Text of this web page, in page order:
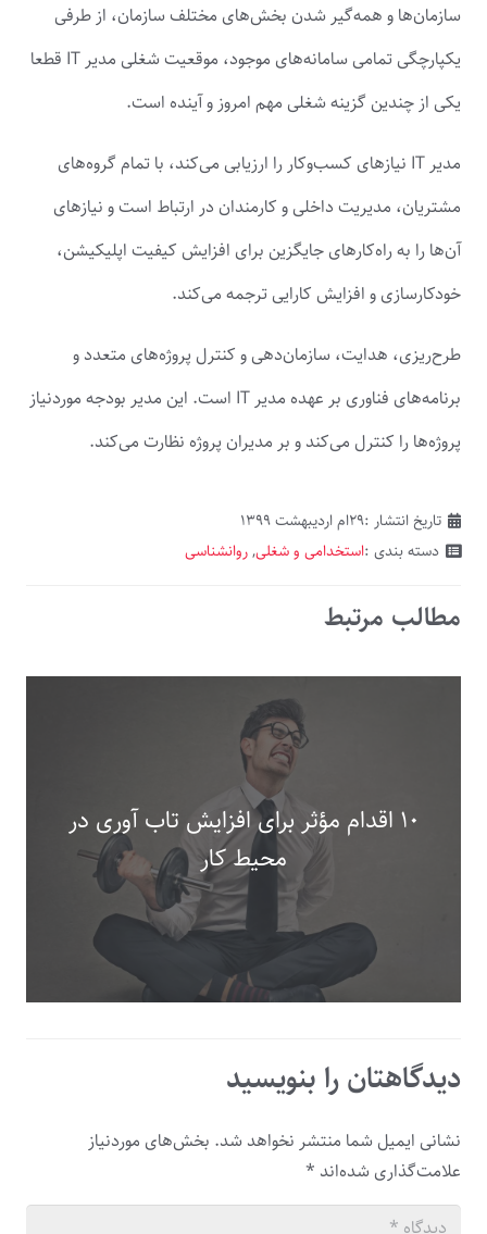
سازمان‌ها و همه‌گیر شدن بخش‌های مختلف سازمان، از طرفی
یکپارچگی تمامی سامانه‌های موجود، موقعیت شغلی مدیر IT قطعا
یکی از چندین گزینه شغلی مهم امروز و آینده است.
مدیر IT نیازهای کسب‌وکار را ارزیابی می‌کند، با تمام گروه‌های
مشتریان، مدیریت داخلی و کارمندان در ارتباط است و نیازهای
آن‌ها را به راه‌کارهای جایگزین برای افزایش کیفیت اپلیکیشن،
خودکارسازی و افزایش کارایی ترجمه می‌کند.
طرح‌ریزی، هدایت، سازمان‌دهی و کنترل پروژه‌های متعدد و
برنامه‌های فناوری بر عهده مدیر IT است. این مدیر بودجه موردنیاز
پروژه‌ها را کنترل می‌کند و بر مدیران پروژه نظارت می‌کند.
تاریخ انتشار :۲۹ام اردیبهشت ۱۳۹۹
دسته بندی :استخدامی و شغلی,روانشناسی
مطالب مرتبط
۱۰ اقدام مؤثر برای افزایش تاب آوری در
محیط کار
دیدگاهتان را بنویسید
نشانی ایمیل شما منتشر نخواهد شد. بخش‌های موردنیاز
علامت‌گذاری شده‌اند *